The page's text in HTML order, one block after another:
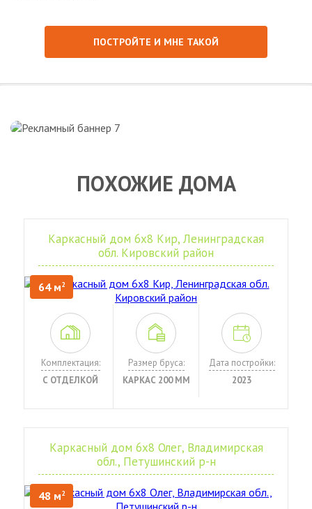
ПОСТРОЙТЕ И МНЕ ТАКОЙ
ПОХОЖИЕ ДОМА
Каркасный дом 6х8 Кир, Ленинградская
обл. Кировский район
64 м2
Комплектация:
С ОТДЕЛКОЙ
Размер бруса:
КАРКАС 200 ММ
Дата постройки:
2023
Каркасный дом 6х8 Олег, Владимирская
обл., Петушинский р-н
48 м2